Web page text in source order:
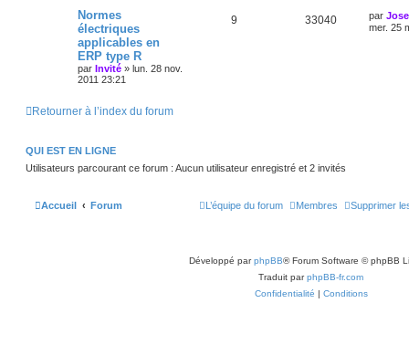
Normes
électriques
applicables en
ERP type R
par Invité » lun. 28 nov.
2011 23:21
9 33040 par
mer. 25
Retourner à l’index du forum
QUI EST EN LIGNE
Utilisateurs parcourant ce forum : Aucun utilisateur enregistré et 2 invités
Accueil Forum Supprimer
Membres
L’équipe du forum
Développé parphpBB® Forum Software © phpBB
Traduit parphpBB-fr.com
Confidentialité | Conditions